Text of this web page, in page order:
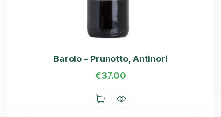
Barolo – Prunotto, Antinori
€37.00